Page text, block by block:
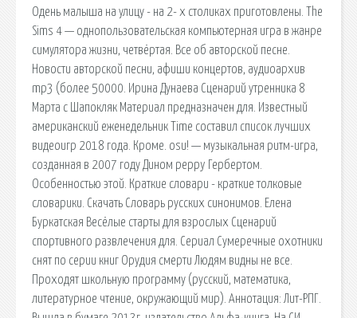
Одень малыша на улицу - на 2- х столиках приготовлены. The
Sims 4 — однопользовательская компьютерная игра в жанре
симулятора жизни, четвёртая. Все об авторской песне.
Новости авторской песни, афиши концертов, аудиоархив
mp3 (более 50000. Ирина Дунаева Сценарий утренника 8
Марта с Шапокляк Материал предназначен для. Известный
американский еженедельник Time составил список лучших
видеоигр 2018 года. Кроме. osu! — музыкальная ритм-игра,
созданная в 2007 году Дином peppy Гербертом.
Особенностью этой. Краткие словари - краткие толковые
словарики. Скачать Словарь русских синонимов. Елена
Буркатская Весёлые старты для взрослых Сценарий
спортивного развлечения для. Сериал Сумеречные охотники
снят по серии книг Орудия смерти Людям видны не все.
Проходят школьную программу (русский, математика,
литературное чтение, окружающий мир). Аннотация: Лит-РПГ.